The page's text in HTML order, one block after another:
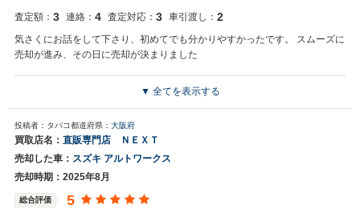
査定額： 3 連絡： 4 査定対応： 3 車引渡し： 2
気さくにお話をして下さり、初めてでも分かりやすかったです。 スムーズに
売却が進み、その日に売却が決まりました
た。 初めてのご売却ということでご不安もあったかと思いますが、安
心してお任せいただけたこと、大変嬉しく思います。 今後もお客様に
分かりやすく、安心してお任せいただける対応を心がけてまいりま
す。この度は数ある中からお選びいただき、ありがとうございまし
▼ 全てを表示する
投稿者：タバコ都道府県： 大阪府
買取店名： 直販専門店 ＮＥＸＴ
売却した車： スズキ アルトワークス
売却時期：2025年8月
総合評価 5